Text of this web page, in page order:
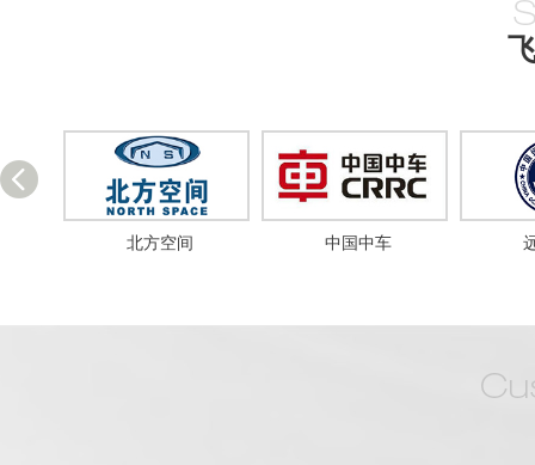
北方空间 中国中车